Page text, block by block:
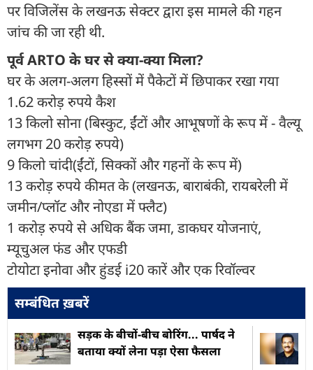
पर विजिलेंस के लखनऊ सेक्टर द्वारा इस मामले की गहन
जांच की जा रही थी.
पूर्व ARTO के घर से क्या-क्या मिला?
घर के अलग-अलग हिस्सों में पैकेटों में छिपाकर रखा गया
1.62 करोड़ रुपये कैश
13 किलो सोना (बिस्कुट, ईंटों और आभूषणों के रूप में - वैल्यू
लगभग 20 करोड़ रुपये)
9 किलो चांदी(ईंटों, सिक्कों और गहनों के रूप में)
13 करोड़ रुपये कीमत के (लखनऊ, बाराबंकी, रायबरेली में
जमीन/प्लॉट और नोएडा में फ्लैट)
1 करोड़ रुपये से अधिक बैंक जमा, डाकघर योजनाएं,
म्यूचुअल फंड और एफडी
टोयोटा इनोवा और हुंडई i20 कारें और एक रिवॉल्वर
सम्बंधित ख़बरें
सड़क के बीचों-बीच बोरिंग... पार्षद ने
बताया क्यों लेना पड़ा ऐसा फैसला